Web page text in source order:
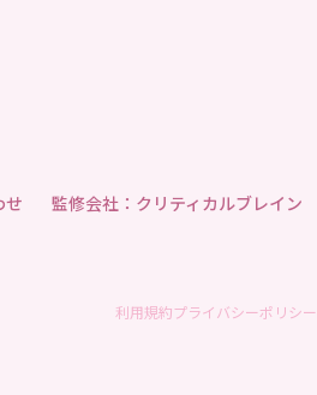
せ 監修会社：クリティカルブレイン
利用規約プライバシーポリシー